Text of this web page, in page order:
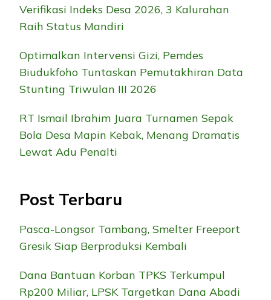
Verifikasi Indeks Desa 2026, 3 Kalurahan
Raih Status Mandiri
Optimalkan Intervensi Gizi, Pemdes
Biudukfoho Tuntaskan Pemutakhiran Data
Stunting Triwulan III 2026
RT Ismail Ibrahim Juara Turnamen Sepak
Bola Desa Mapin Kebak, Menang Dramatis
Lewat Adu Penalti
Post Terbaru
Pasca-Longsor Tambang, Smelter Freeport
Gresik Siap Berproduksi Kembali
Dana Bantuan Korban TPKS Terkumpul
Rp200 Miliar, LPSK Targetkan Dana Abadi